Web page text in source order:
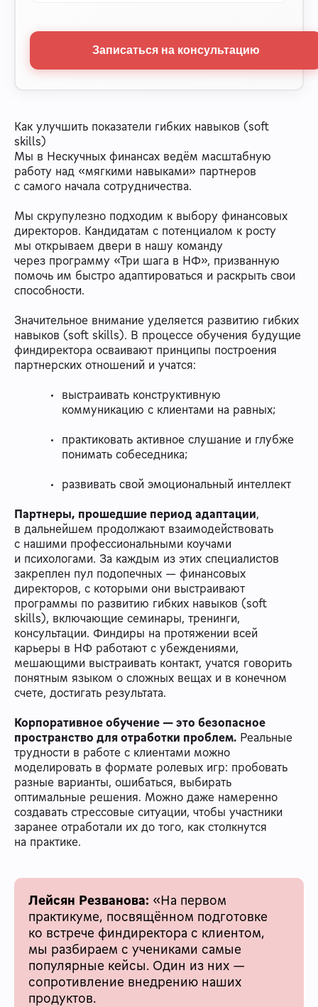
Записаться на консультацию
Как улучшить показатели гибких навыков (soft
skills)
Мы в Нескучных финансах ведём масштабную
работу над «мягкими навыками» партнеров
с самого начала сотрудничества.
Мы скрупулезно подходим к выбору финансовых
директоров. Кандидатам с потенциалом к росту
мы открываем двери в нашу команду
через программу «Три шага в НФ», призванную
помочь им быстро адаптироваться и раскрыть свои
способности.
Значительное внимание уделяется развитию гибких
навыков (soft skills). В процессе обучения будущие
финдиректора осваивают принципы построения
партнерских отношений и учатся:
выстраивать конструктивную
коммуникацию с клиентами на равных;
практиковать активное слушание и глубже
понимать собеседника;
развивать свой эмоциональный интеллект
Партнеры, прошедшие период адаптации,
в дальнейшем продолжают взаимодействовать
с нашими профессиональными коучами
и психологами. За каждым из этих специалистов
закреплен пул подопечных — финансовых
директоров, с которыми они выстраивают
программы по развитию гибких навыков (soft
skills), включающие семинары, тренинги,
консультации. Финдиры на протяжении всей
карьеры в НФ работают с убеждениями,
мешающими выстраивать контакт, учатся говорить
понятным языком о сложных вещах и в конечном
счете, достигать результата.
Корпоративное обучение — это безопасное
пространство для отработки проблем. Реальные
трудности в работе с клиентами можно
моделировать в формате ролевых игр: пробовать
разные варианты, ошибаться, выбирать
оптимальные решения. Можно даже намеренно
создавать стрессовые ситуации, чтобы участники
заранее отработали их до того, как столкнутся
на практике.
Лейсян Резванова: «На первом
практикуме, посвящённом подготовке
ко встрече финдиректора с клиентом,
мы разбираем с учениками самые
популярные кейсы. Один из них —
сопротивление внедрению наших
продуктов.